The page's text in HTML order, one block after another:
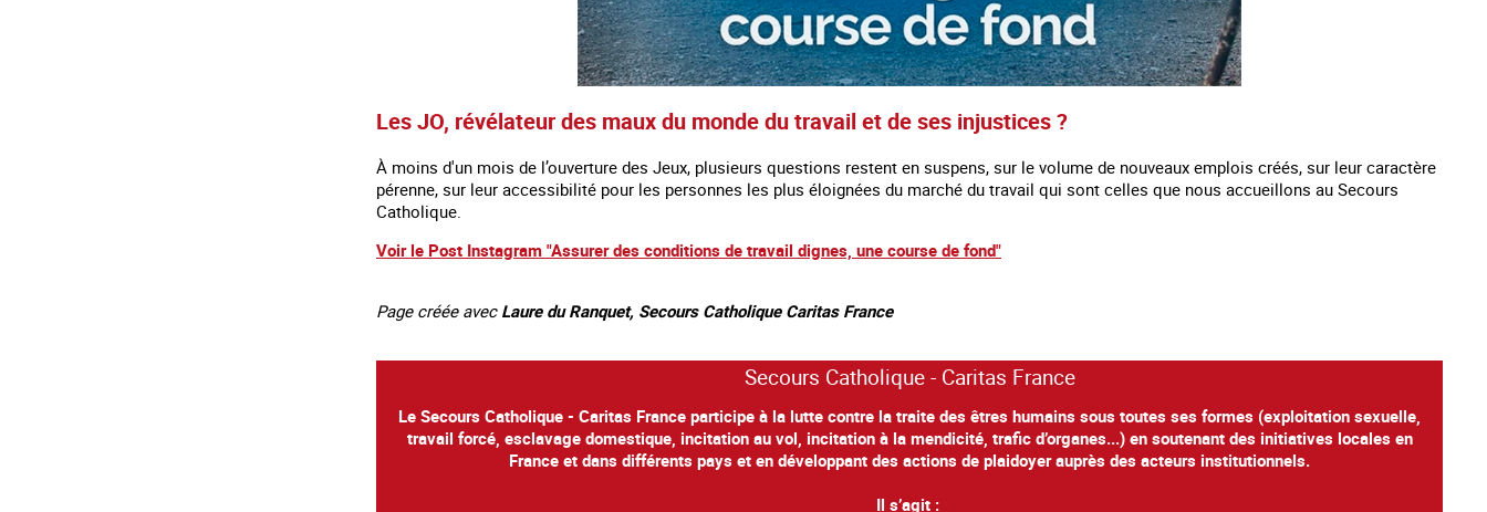
Les JO, révélateur des maux du monde du travail et de ses injustices ?
À moins d'un mois de l’ouverture des Jeux, plusieurs questions restent en suspens, sur le volume de nouveaux emplois créés, sur leur caractère
pérenne, sur leur accessibilité pour les personnes les plus éloignées du marché du travail qui sont celles que nous accueillons au Secours
Catholique.
Voir le Post Instagram "Assurer des conditions de travail dignes, une course de fond"
Page créée avec Laure du Ranquet, Secours Catholique Caritas France
Secours Catholique - Caritas France
Le Secours Catholique - Caritas France participe à la lutte contre la traite des êtres humains sous toutes ses formes (exploitation sexuelle,
travail forcé, esclavage domestique, incitation au vol, incitation à la mendicité, trafic d’organes...) en soutenant des initiatives locales en
France et dans différents pays et en développant des actions de plaidoyer auprès des acteurs institutionnels.
Il s’agit :